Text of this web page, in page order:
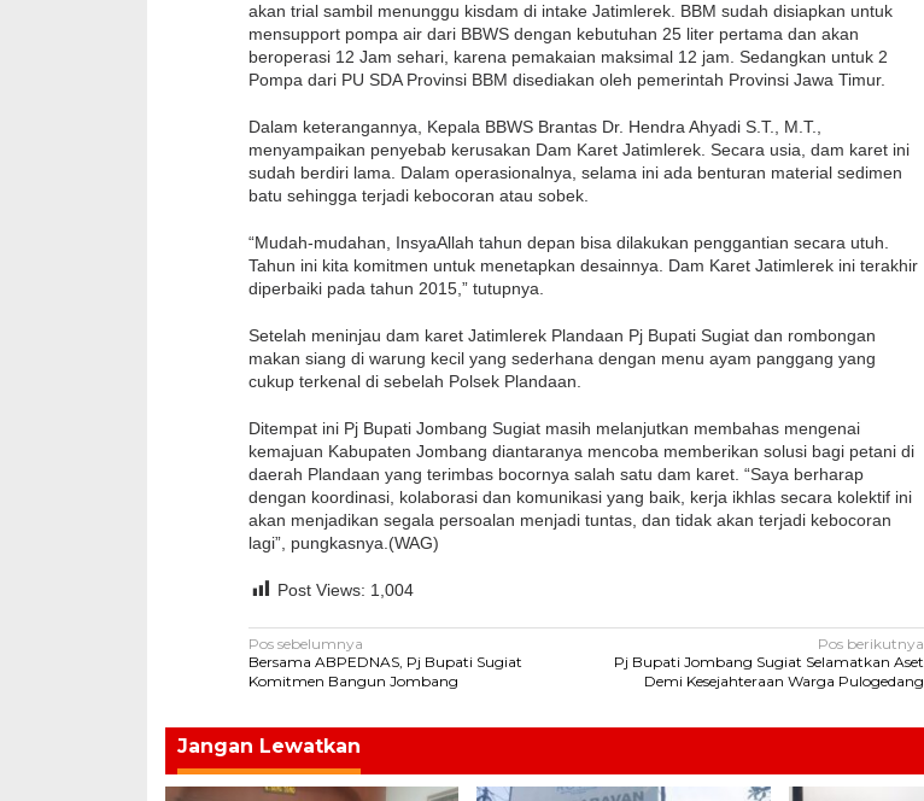
akan trial sambil menunggu kisdam di intake Jatimlerek. BBM sudah disiapkan untuk
mensupport pompa air dari BBWS dengan kebutuhan 25 liter pertama dan akan
beroperasi 12 Jam sehari, karena pemakaian maksimal 12 jam. Sedangkan untuk 2
Pompa dari PU SDA Provinsi BBM disediakan oleh pemerintah Provinsi Jawa Timur.
Dalam keterangannya, Kepala BBWS Brantas Dr. Hendra Ahyadi S.T., M.T.,
menyampaikan penyebab kerusakan Dam Karet Jatimlerek. Secara usia, dam karet ini
sudah berdiri lama. Dalam operasionalnya, selama ini ada benturan material sedimen
batu sehingga terjadi kebocoran atau sobek.
“Mudah-mudahan, InsyaAllah tahun depan bisa dilakukan penggantian secara utuh.
Tahun ini kita komitmen untuk menetapkan desainnya. Dam Karet Jatimlerek ini terakhir
diperbaiki pada tahun 2015,” tutupnya.
Setelah meninjau dam karet Jatimlerek Plandaan Pj Bupati Sugiat dan rombongan
makan siang di warung kecil yang sederhana dengan menu ayam panggang yang
cukup terkenal di sebelah Polsek Plandaan.
Ditempat ini Pj Bupati Jombang Sugiat masih melanjutkan membahas mengenai
kemajuan Kabupaten Jombang diantaranya mencoba memberikan solusi bagi petani di
daerah Plandaan yang terimbas bocornya salah satu dam karet. “Saya berharap
dengan koordinasi, kolaborasi dan komunikasi yang baik, kerja ikhlas secara kolektif ini
akan menjadikan segala persoalan menjadi tuntas, dan tidak akan terjadi kebocoran
lagi”, pungkasnya.(WAG)
Post Views: 1,004
Navigasi
pos
Pos sebelumnya
Bersama ABPEDNAS, Pj Bupati Sugiat
Komitmen Bangun Jombang
Pos berikutnya
Pj Bupati Jombang Sugiat Selamatkan Aset
Demi Kesejahteraan Warga Pulogedang
Jangan Lewatkan